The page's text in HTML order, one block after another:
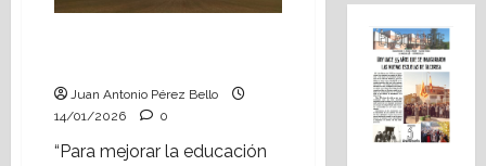
Foto:
Juan Antonio Pérez Bello
14/01/2026
0
“Para mejorar la educación